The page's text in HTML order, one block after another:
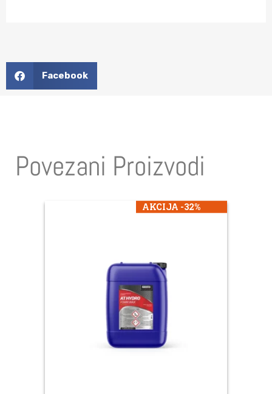
Facebook
Povezani Proizvodi
AKCIJA -32%